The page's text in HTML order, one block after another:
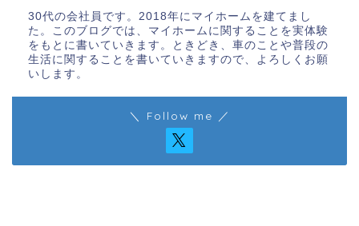
30代の会社員です。2018年にマイホームを建てまし
た。このブログでは、マイホームに関することを実体験
をもとに書いていきます。ときどき、車のことや普段の
生活に関することを書いていきますので、よろしくお願
いします。
＼ Follow me ／